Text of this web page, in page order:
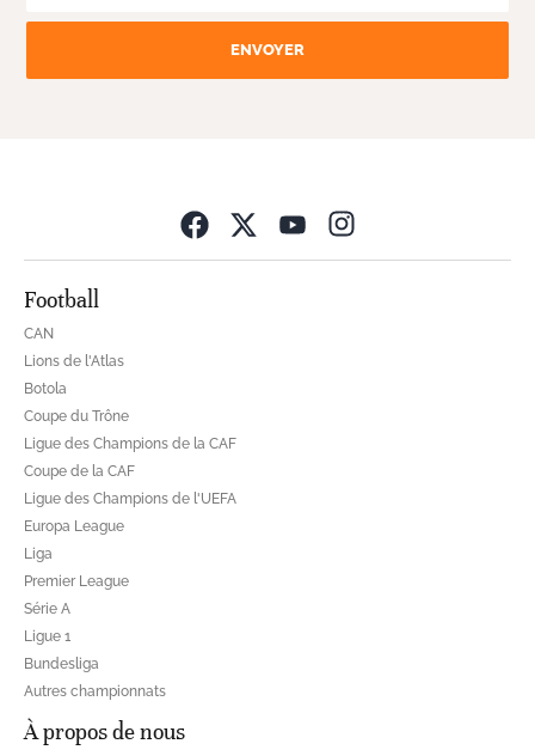
ENVOYER
Football
CAN
Lions de l'Atlas
Botola
Coupe du Trône
Ligue des Champions de la CAF
Coupe de la CAF
Ligue des Champions de l'UEFA
Europa League
Liga
Premier League
Série A
Ligue 1
Bundesliga
Autres championnats
À propos de nous